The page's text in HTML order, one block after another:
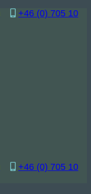
+46 (0) 705 10
+46 (0) 705 10